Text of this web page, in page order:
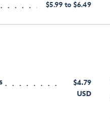
$5.99 to $6.49
$4.79
USD